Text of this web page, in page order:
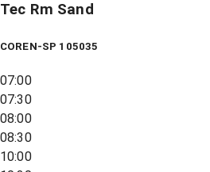
Tec Rm Sand
COREN-SP 105035
07:00
07:30
08:00
08:30
10:00